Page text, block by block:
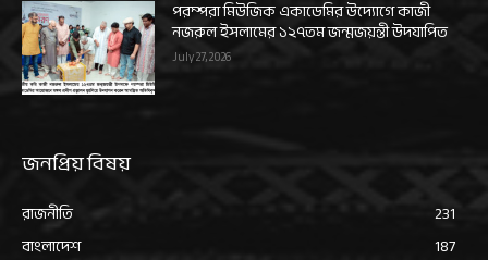
পরম্পরা মিউজিক একাডেমির উদ্যোগে কাজী
নজরুল ইসলামের ১২৭তম জন্মজয়ন্তী উদযাপিত
July 27, 2026
জনপ্রিয় বিষয়
রাজনীতি
231
বাংলাদেশ
187